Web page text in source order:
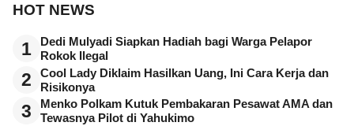
HOT NEWS
1
Dedi Mulyadi Siapkan Hadiah bagi Warga Pelapor
Rokok Ilegal
2
Cool Lady Diklaim Hasilkan Uang, Ini Cara Kerja dan
Risikonya
3
Menko Polkam Kutuk Pembakaran Pesawat AMA dan
Tewasnya Pilot di Yahukimo